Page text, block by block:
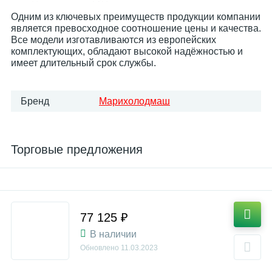
Одним из ключевых преимуществ продукции компании
является превосходное соотношение цены и качества.
Все модели изготавливаются из европейских
комплектующих, обладают высокой надёжностью и
имеет длительный срок службы.
Бренд Марихолодмаш
Торговые предложения
77 125 ₽
В наличии
Обновлено 11.03.2023